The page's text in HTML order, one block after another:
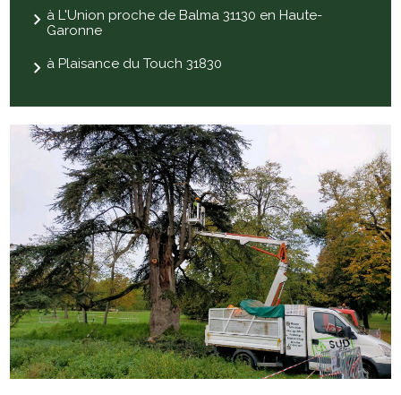
à L'Union proche de Balma 31130 en Haute-
Garonne
à Plaisance du Touch 31830